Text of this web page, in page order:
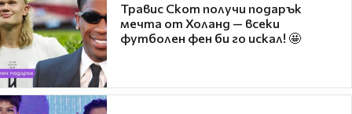
Травис Скот получи подарък
мечта от Холанд — всеки
футболен фен би го искал! 🤩